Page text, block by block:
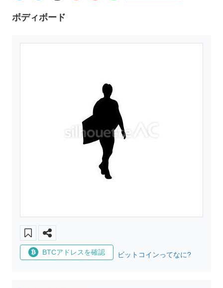
ボディボード
BTCアドレスを確認 ビットコインってなに?